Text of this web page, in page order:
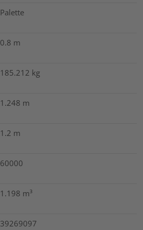
Palette
0.8 m
185.212 kg
1.248 m
1.2 m
60000
1.198 m³
39269097